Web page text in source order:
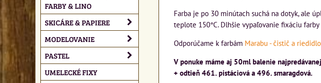
Farba je po 30 minútach suchá na dotyk, ale
teplote 150°C. Dlhšie vypaľovanie fixáciu
Odporúčame k farbám Marabu - čistič a
V ponuke máme aj 50ml balenie
+ odtieň 461. pistáciová a 496. smaragdová.
FARBY & LINO
SKICÁRE & PAPIERE
MODELOVANIE
PASTEL
UMELECKÉ FIXY